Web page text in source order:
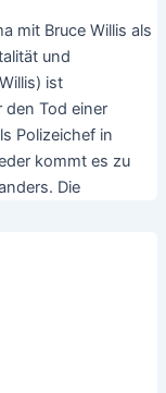
mit Bruce Willis als
und
ist
den Tod einer
Polizeichef in
kommt es zu
Die